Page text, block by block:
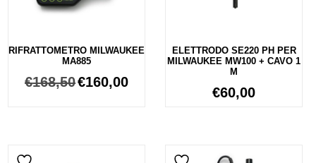
RIFRATTOMETRO MILWAUKEE
MA885
€168,50€160,00
ELETTRODO SE220 PH PER
MILWAUKEE MW100 + CAVO 1
M
€60,00